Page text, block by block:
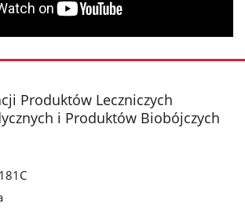
Produktów Leczniczych
i Produktów Biobójczych